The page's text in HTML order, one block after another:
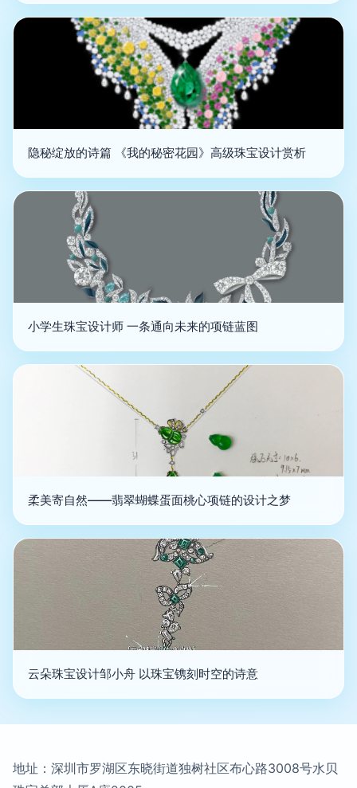
隐秘绽放的诗篇 《我的秘密花园》高级珠宝设计赏析
小学生珠宝设计师 一条通向未来的项链蓝图
柔美寄自然——翡翠蝴蝶蛋面桃心项链的设计之梦
云朵珠宝设计邹小舟 以珠宝镌刻时空的诗意
地址：深圳市罗湖区东晓街道独树社区布心路3008号水贝